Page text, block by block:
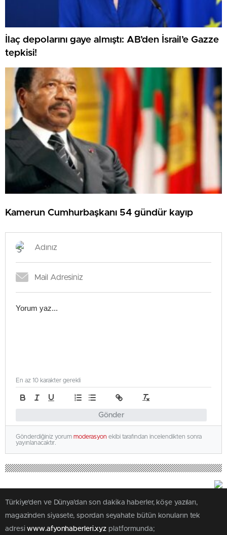
İlaç depolarını gaye almıştı: AB’den İsrail’e Gazze
tepkisi!
Kamerun Cumhurbaşkanı 54 gündür kayıp
Gönder
En az 10 karakter gerekli
Gönderdiğiniz yorum moderasyon ekibi tarafından incelendikten sonra
yayınlanacaktır.
Türkiye'den ve Dünya’dan son dakika haberler, köşe yazıları,
magazinden siyasete, spordan seyahate bütün konuların tek
adresiwww.afyonhaberleri.xyz platformunda;